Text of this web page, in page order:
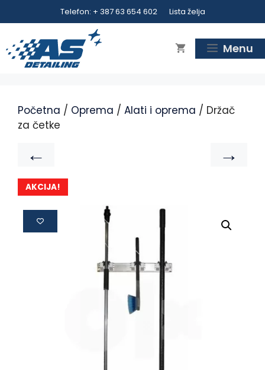
Telefon: + 387 63 654 602 Lista želja
Menu
Početna / Oprema / Alati i oprema / Držač
za četke
← →
AKCIJA!